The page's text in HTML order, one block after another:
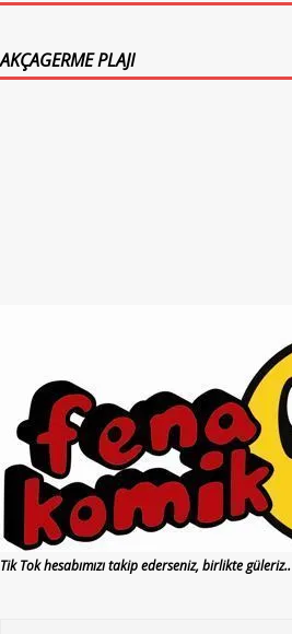
AKÇAGERME PLAJI
Tik Tok hesabımızı takip ederseniz, birlikte güleriz..